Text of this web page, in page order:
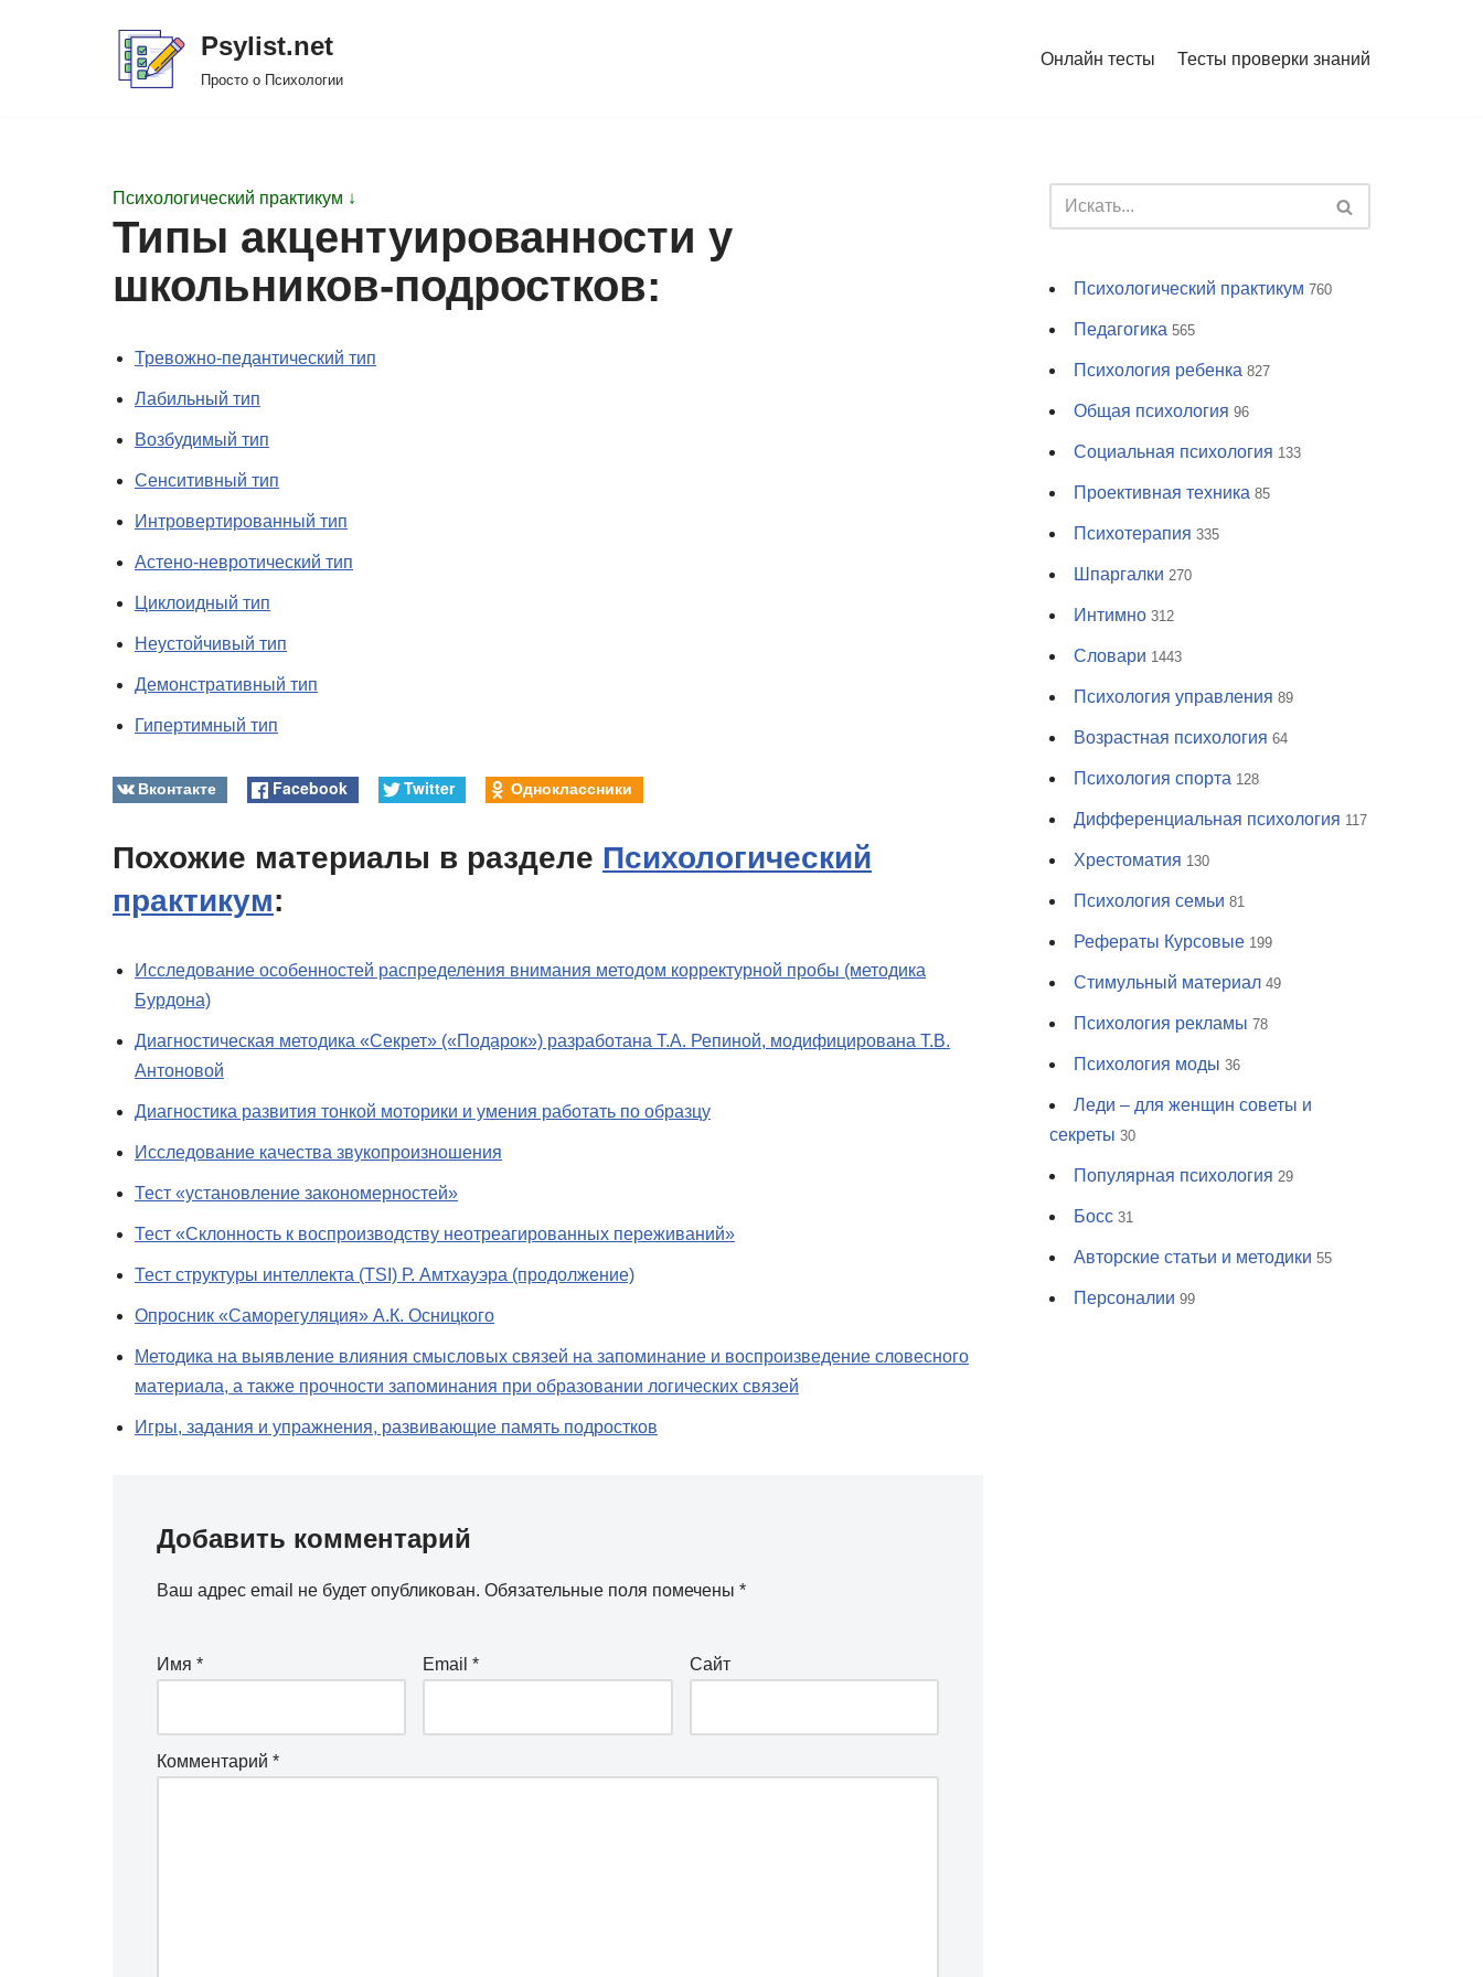
Psylist.net
Просто о Психологии
Онлайн тесты Тесты проверки знаний
Психологический практикум ↓
Типы акцентуированности у
школьников-подростков:
Тревожно-педантический тип
Лабильный тип
Возбудимый тип
Сенситивный тип
Интровертированный тип
Астено-невротический тип
Циклоидный тип
Неустойчивый тип
Демонстративный тип
Гипертимный тип
Вконтакте Facebook Twitter Одноклассники
Похожие материалы в разделе Психологический
практикум:
Исследование особенностей распределения внимания методом корректурной пробы (методика
Бурдона)
Диагностическая методика «Секрет» («Подарок») разработана Т.А. Репиной, модифицирована Т.В.
Антоновой
Диагностика развития тонкой моторики и умения работать по образцу
Исследование качества звукопроизношения
Тест «установление закономерностей»
Тест «Склонность к воспроизводству неотреагированных переживаний»
Тест структуры интеллекта (TSI) Р. Амтхауэра (продолжение)
Опросник «Саморегуляция» А.К. Осницкого
Методика на выявление влияния смысловых связей на запоминание и воспроизведение словесного
материала, а также прочности запоминания при образовании логических связей
Игры, задания и упражнения, развивающие память подростков
Добавить комментарий
Ваш адрес email не будет опубликован. Обязательные поля помечены *
Имя * Email* Сайт
Комментарий *
Психологический практикум 760
Педагогика 565
Психология ребенка 827
Общая психология 96
Социальная психология 133
Проективная техника 85
Психотерапия 335
Шпаргалки 270
Интимно 312
Словари 1443
Психология управления 89
Возрастная психология 64
Психология спорта 128
Дифференциальная психология 117
Хрестоматия 130
Психология семьи 81
Рефераты Курсовые 199
Стимульный материал 49
Психология рекламы 78
Психология моды 36
Леди – для женщин советы и
секреты 30
Популярная психология 29
Босс 31
Авторские статьи и методики 55
Персоналии 99